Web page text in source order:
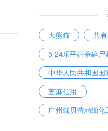
大熊猫
共
5·24乐平奸杀碎尸
中华人民共和国
芝麻信用
广州蝶贝蕾精细化